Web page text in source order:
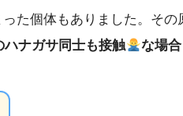
た個体もありました。その
ハナガサ同士も接触 な場